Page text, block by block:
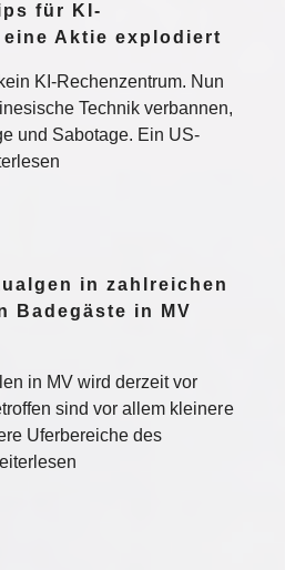
für KI-
eine Aktie explodiert
KI-Rechenzentrum. Nun
Technik verbannen,
und Sabotage. Ein US-
in zahlreichen
Badegäste in MV
in MV wird derzeit vor
sind vor allem kleinere
Uferbereiche des